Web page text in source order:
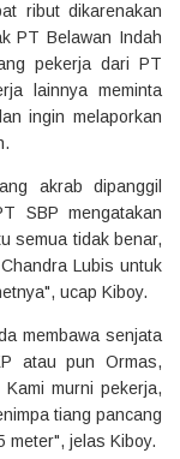
ribut dikarenakan
PT Belawan Indah
pekerja dari PT
lainnya meminta
ingin melaporkan
akrab dipanggil
SBP mengatakan
semua tidak benar,
Lubis untuk
ucap Kiboy.
membawa senjata
atau pun Ormas,
murni pekerja,
tiang pancang
meter", jelas Kiboy.